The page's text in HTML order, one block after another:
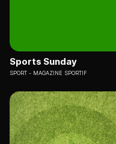
Sports Sunday
SPORT MAGAZINE SPORTIF